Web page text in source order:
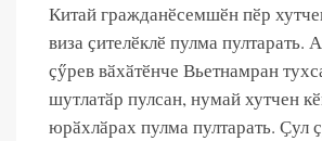
Китай гражданӗсемшӗн пӗр
виза ҫителӗклӗ пулма пултарать.
ҫӳрев вӑхӑтӗнче Вьетнамран
шутлатӑр пулсан, нумай хутчен
юрӑхлӑрах пулма пултарать. Ҫул